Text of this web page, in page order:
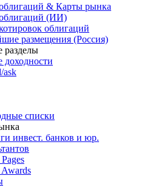
& Карты рынка
(ИИ)
облигаций
размещения (Россия)
разделы
ask
списки
инвест. банков и юр.